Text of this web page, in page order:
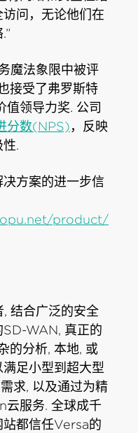
问，无论他们在
魔法象限中被评
接受了弗罗斯特
值领导力奖. 公司
分数(NPS)，反映
.
决方案的进一步信
product/
结合广泛的安全
SD-WAN, 真正的
的分析, 本地, 或
足小型到超大型
求, 以及通过为精
云服务. 全球成千
都信任Versa的